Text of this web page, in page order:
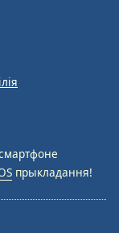
прыкладання!